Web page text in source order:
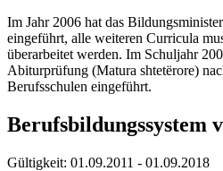
Im Jahr 2006 hat das
eingeführt, alle weiteren Curricula
überarbeitet werden. Im Schuljahr
Abiturprüfung (Matura shtetërore)
Berufsschulen eingeführt.
Berufsbildungssystem
Gültigkeit: 01.09.2011 - 01.09.2018